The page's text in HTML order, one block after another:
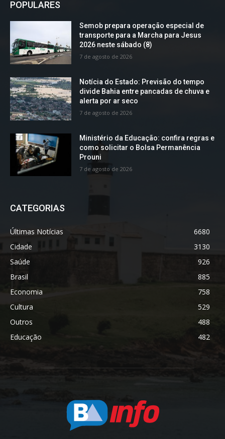
POPULARES
Semob prepara operação especial de
transporte para a Marcha para Jesus
2026 neste sábado (8)
7 de agosto de 2026
Notícia do Estado: Previsão do tempo
divide Bahia entre pancadas de chuva e
alerta por ar seco
7 de agosto de 2026
Ministério da Educação: confira regras e
como solicitar o Bolsa Permanência
Prouni
7 de agosto de 2026
CATEGORIAS
Últimas Notícias
6680
Cidade
3130
Saúde
926
Brasil
885
Economia
758
Cultura
529
Outros
488
Educação
482